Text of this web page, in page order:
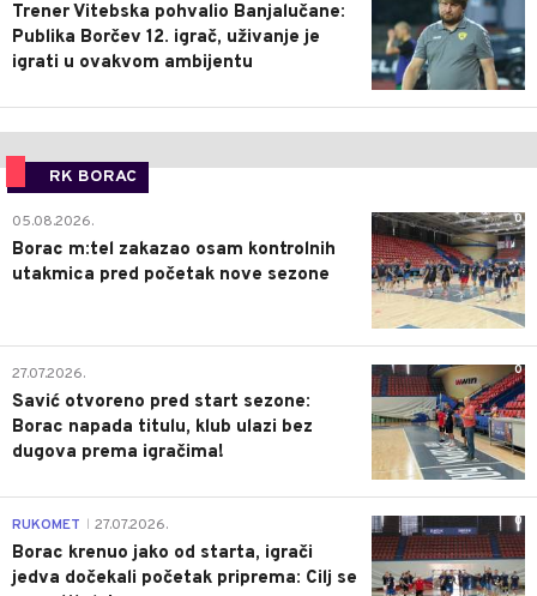
Trener Vitebska pohvalio Banjalučane:
Publika Borčev 12. igrač, uživanje je
igrati u ovakvom ambijentu
RK BORAC
0
05.08.2026.
Borac m:tel zakazao osam kontrolnih
utakmica pred početak nove sezone
0
27.07.2026.
Savić otvoreno pred start sezone:
Borac napada titulu, klub ulazi bez
dugova prema igračima!
0
RUKOMET 27.07.2026.
Borac krenuo jako od starta, igrači
jedva dočekali početak priprema: Cilj se